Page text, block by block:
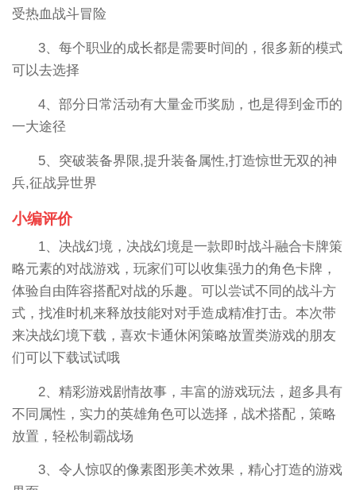
受热血战斗冒险
3、每个职业的成长都是需要时间的，很多新的模式
可以去选择
4、部分日常活动有大量金币奖励，也是得到金币的
一大途径
5、突破装备界限,提升装备属性,打造惊世无双的神
兵,征战异世界
小编评价
1、决战幻境，决战幻境是一款即时战斗融合卡牌策
略元素的对战游戏，玩家们可以收集强力的角色卡牌，
体验自由阵容搭配对战的乐趣。可以尝试不同的战斗方
式，找准时机来释放技能对对手造成精准打击。本次带
来决战幻境下载，喜欢卡通休闲策略放置类游戏的朋友
们可以下载试试哦
2、精彩游戏剧情故事，丰富的游戏玩法，超多具有
不同属性，实力的英雄角色可以选择，战术搭配，策略
放置，轻松制霸战场
3、令人惊叹的像素图形美术效果，精心打造的游戏